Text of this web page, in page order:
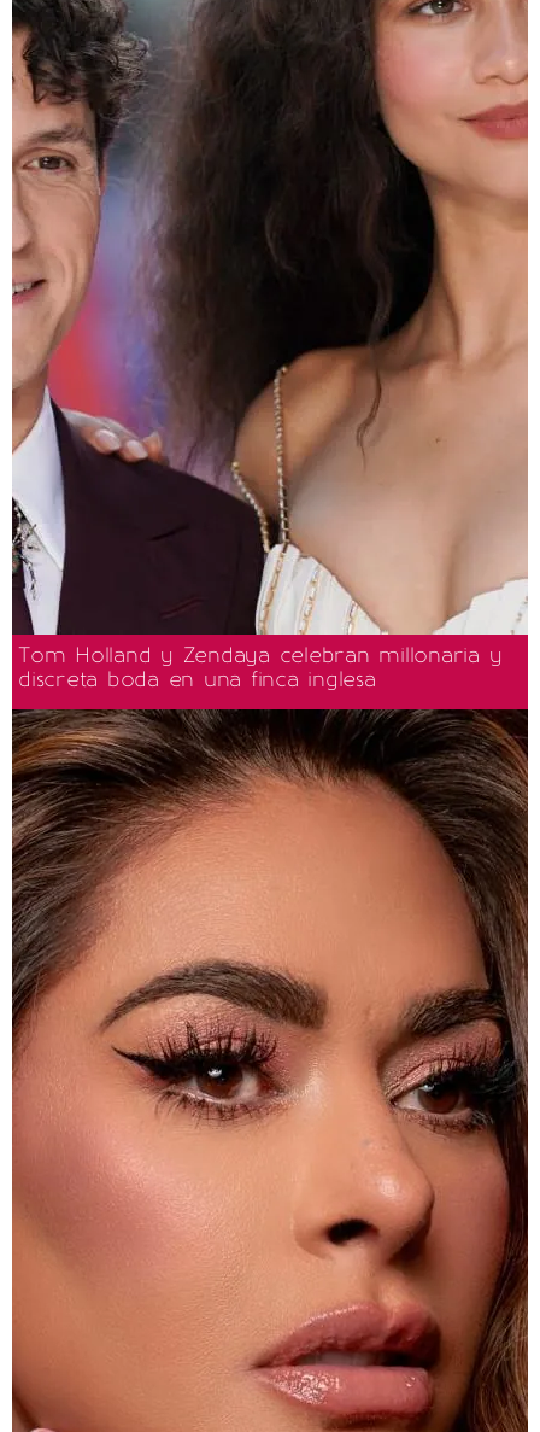
Tom Holland y Zendaya celebran millonaria y
discreta boda en una finca inglesa